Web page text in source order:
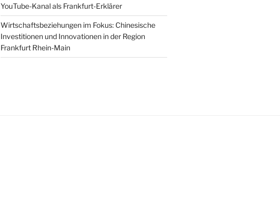
YouTube-Kanal als Frankfurt-Erklärer
Wirtschaftsbeziehungen im Fokus: Chinesische
Investitionen und Innovationen in der Region
Frankfurt Rhein-Main